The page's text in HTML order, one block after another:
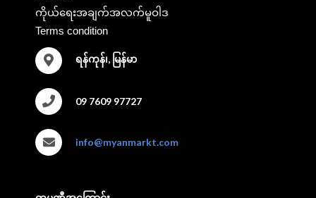
ကိုယ်ရေးအချက်အလက်မူဝါဒ
Terms condition
ရန်ကုန်၊, မြန်မာ
09 7609 97727
info@myanmarkt.com